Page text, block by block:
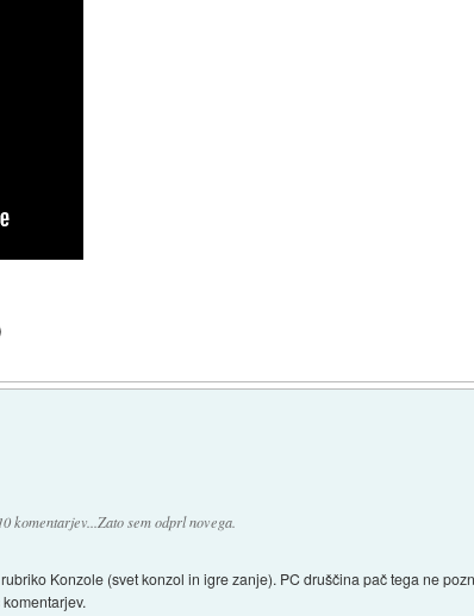
komentarjev...Zato sem odprl novega.
Konzole (svet konzol in igre zanje). PC druščina pač tega ne